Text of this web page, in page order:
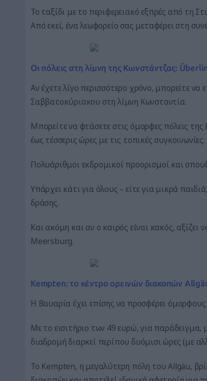
Το ταξίδι με το περιφερειακό εξπρές από τη
Από εκεί, ένα λεωφορείο σας μεταφέρει στη
Οι πόλεις στη λίμνη της Κωνστάντζας:
Αν έχετε λίγο περισσότερο χρόνο, μπορείτε να
Σαββατοκύριακου στη λίμνη Κωνσταντία.
Μπορείτε να φτάσετε στις όμορφες πόλεις
έως τέσσερις ώρες με τις τοπικές συγκοινωνίες.
Πολυάριθμοι εκδρομικοί προορισμοί και
Υπάρχει κάτι για όλους – είτε για μικρά
δράσης.
Και ακόμη και αν ο καιρός είναι κακός,
Meersburg.
Kempten: το κέντρο ορεινών διακοπών
Η Βαυαρία έχει επίσης να προσφέρει
Με το εισιτήριο των 49 ευρώ, για
διαδρομή διαρκεί περίπου δυόμισι ώρες (με
Το Kempten, η μεγαλύτερη πόλη του Allgäu,